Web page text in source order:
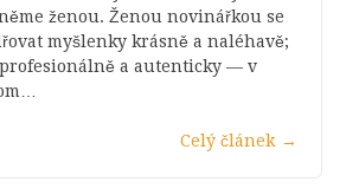
ženou. Ženou novinářkou se
myšlenky krásně a naléhavě;
a autenticky — v
Celý článek →